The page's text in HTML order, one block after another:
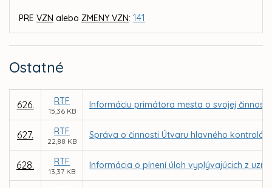
PRE VZN alebo ZMENY VZN: 141
Ostatné
626. RTF
15,36 KB
Informáciu primátora mesta o svojej činnosti
627. RTF
22,88 KB
Správa o činnosti Útvaru hlavného
628. RTF
13,37 KB
Informácia o plnení úloh vyplývajúcich z